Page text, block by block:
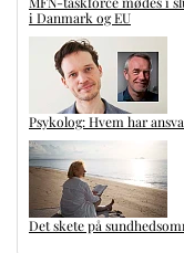
i Danmark og EU
Psykolog: Hvem har
Det skete på